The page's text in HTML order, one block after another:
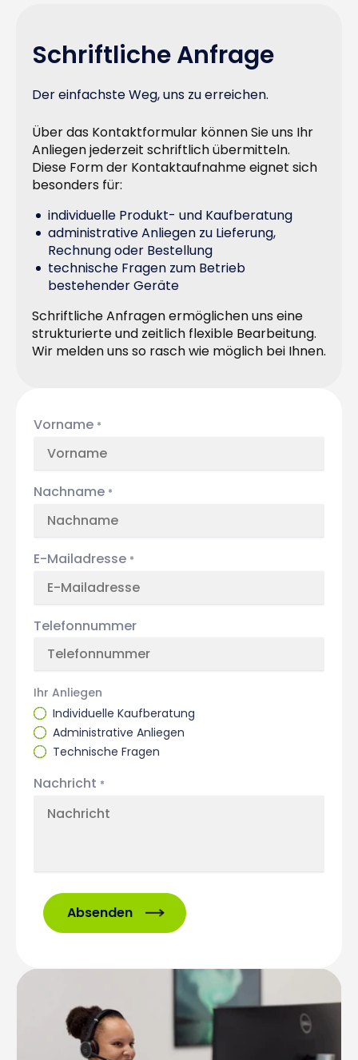
Vorname *
Nachname *
E-Mailadresse *
Telefonnummer
Ihr Anliegen
Individuelle Kaufberatung
Administrative Anliegen
Technische Fragen
Nachricht *
Absenden
Schriftliche Anfrage
Der einfachste Weg, uns zu erreichen.
Über das Kontaktformular können Sie uns Ihr
Anliegen jederzeit schriftlich übermitteln.
Diese Form der Kontaktaufnahme eignet sich
besonders für:
individuelle Produkt- und Kaufberatung
administrative Anliegen zu Lieferung,
Rechnung oder Bestellung
technische Fragen zum Betrieb
bestehender Geräte
Schriftliche Anfragen ermöglichen uns eine
strukturierte und zeitlich flexible Bearbeitung.
Wir melden uns so rasch wie möglich bei Ihnen.